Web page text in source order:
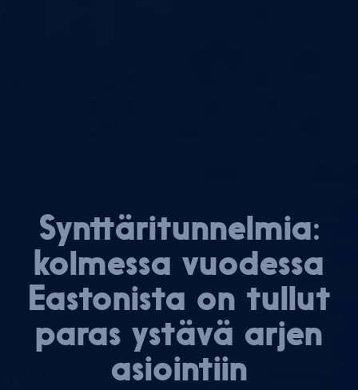
Synt­tä­ri­tun­nel­mia:
kolmessa vuodessa
Eastonista on tullut
paras ystävä arjen
asiointiin